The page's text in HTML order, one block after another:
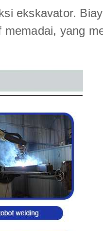
ekskavator.
yang